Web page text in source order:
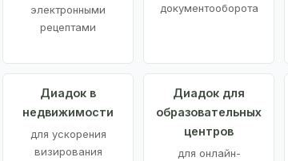
электронными
рецептами
документооборота
Диадок в
недвижимости
для ускорения
визирования
Диадок для
образовательных
центров
для онлайн-